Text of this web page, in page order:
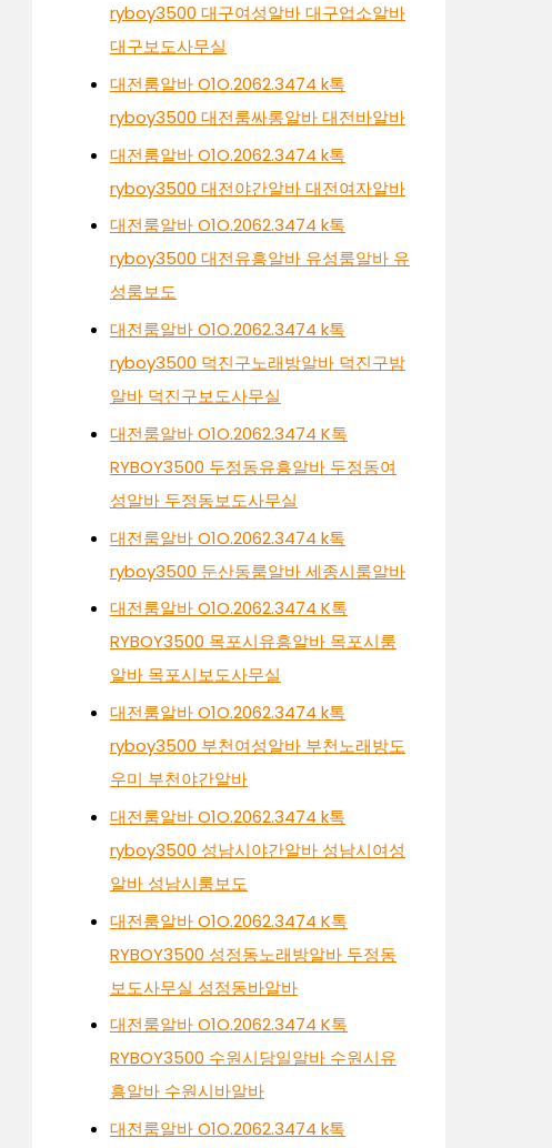
ryboy3500 대구여성알바 대구업소알바
대구보도사무실
대전룸알바 O1O.2062.3474 k톡
ryboy3500 대전룸싸롱알바 대전바알바
대전룸알바 O1O.2062.3474 k톡
ryboy3500 대전야간알바 대전여자알바
대전룸알바 O1O.2062.3474 k톡
ryboy3500 대전유흥알바 유성룸알바 유
성룸보도
대전룸알바 O1O.2062.3474 k톡
ryboy3500 덕진구노래방알바 덕진구밤
알바 덕진구보도사무실
대전룸알바 O1O.2062.3474 K톡
RYBOY3500 두정동유흥알바 두정동여
성알바 두정동보도사무실
대전룸알바 O1O.2062.3474 k톡
ryboy3500 둔산동룸알바 세종시룸알바
대전룸알바 O1O.2062.3474 K톡
RYBOY3500 목포시유흥알바 목포시룸
알바 목포시보도사무실
대전룸알바 O1O.2062.3474 k톡
ryboy3500 부천여성알바 부천노래방도
우미 부천야간알바
대전룸알바 O1O.2062.3474 k톡
ryboy3500 성남시야간알바 성남시여성
알바 성남시룸보도
대전룸알바 O1O.2062.3474 K톡
RYBOY3500 성정동노래방알바 두정동
보도사무실 성정동바알바
대전룸알바 O1O.2062.3474 K톡
RYBOY3500 수원시당일알바 수원시유
흥알바 수원시바알바
대전룸알바 O1O.2062.3474 k톡